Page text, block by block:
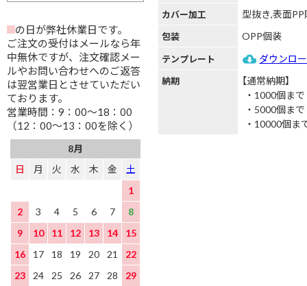
の日が弊社休業日です。
ご注文の受付はメールなら年
中無休ですが、注文確認メー
ルやお問い合わせへのご返答
は翌営業日とさせていただい
ております。
営業時間：9：00～18：00
（12：00～13：00を除く）
8月
日
月 火 水 木 金
土
1
2
3 4 5 6 7
8
9
10 11 12 13 14
15
16
17 18 19 20 21
22
23
24 25 26 27 28 29
カバー加工 型抜き,表面
包装 OPP個装
テンプレート ダウンロ
納期
【通常納期】
1000個まで
5000個まで
10000個ま